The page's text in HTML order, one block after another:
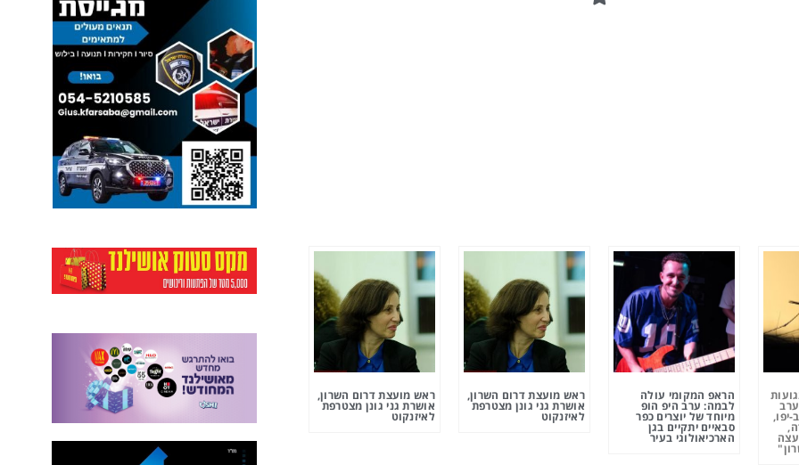
יפו,
הראפ המקומי עולה
לבמה: ערב היפ הופ
מיוחד של יוצרים כפר
סבאיים יתקיים בגן
הארכיאולוגי בעיר
ראש מועצת דרום השרון,
אושרת גני גונן מצטרפת
לאיזנקוט
ראש מועצת דרום השרון,
אושרת גני גונן מצטרפת
לאיזנקוט